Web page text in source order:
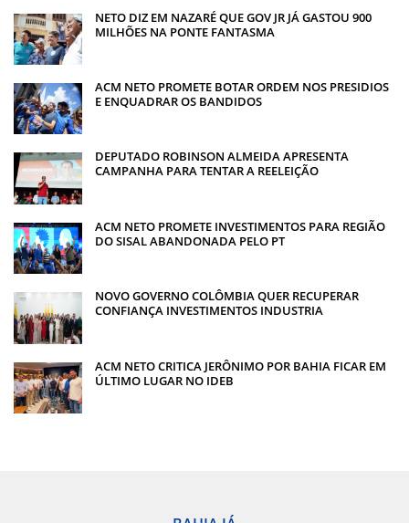
NETO DIZ EM NAZARÉ QUE GOV JR JÁ GASTOU 900
MILHÕES NA PONTE FANTASMA
ACM NETO PROMETE BOTAR ORDEM NOS PRESIDIOS
E ENQUADRAR OS BANDIDOS
DEPUTADO ROBINSON ALMEIDA APRESENTA
CAMPANHA PARA TENTAR A REELEIÇÃO
ACM NETO PROMETE INVESTIMENTOS PARA REGIÃO
DO SISAL ABANDONADA PELO PT
NOVO GOVERNO COLÔMBIA QUER RECUPERAR
CONFIANÇA INVESTIMENTOS INDUSTRIA
ACM NETO CRITICA JERÔNIMO POR BAHIA FICAR EM
ÚLTIMO LUGAR NO IDEB